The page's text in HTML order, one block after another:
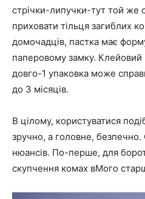
стрічки-липучки-тут той же
приховати тільця загиблих
домочадців, пастка має
паперовому замку.
довго-1 упаковка може
до 3 місяців.
В цілому, користуватися
зручно, а головне,
нюансів. По-перше, для
скупчення комах вМого